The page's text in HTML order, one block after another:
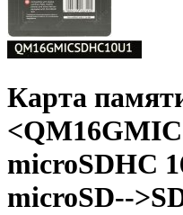
Карта
microSDHC
microSD--